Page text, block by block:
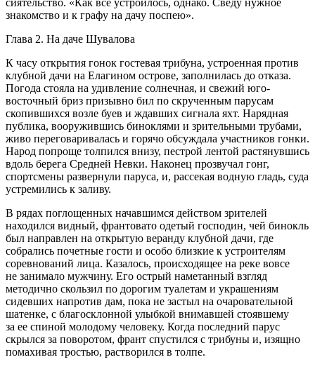
сиятельство. «Как все устроилось, однако. Сведу нужное
знакомство и к графу на дачу поспею».
Глава 2. На даче Шувалова
К часу открытия гонок гостевая трибуна, устроенная против
клубной дачи на Елагином острове, заполнилась до отказа.
Погода стояла на удивление солнечная, и свежий юго-
восточный бриз призывно бил по скрученным парусам
скопившихся возле буев и ждавших сигнала яхт. Нарядная
публика, вооружившись биноклями и зрительными трубами,
живо переговаривалась и горячо обсуждала участников гонки.
Народ попроще толпился внизу, пестрой лентой растянувшись
вдоль берега Средней Невки. Наконец прозвучал гонг,
спортсмены развернули паруса, и, рассекая водную гладь, суда
устремились к заливу.
В рядах поглощенных начавшимся действом зрителей
находился видный, франтовато одетый господин, чей бинокль
был направлен на открытую веранду клубной дачи, где
собрались почетные гости и особо близкие к устроителям
соревнований лица. Казалось, происходящее на реке вовсе
не занимало мужчину. Его острый наметанный взгляд
методично скользил по дорогим туалетам и украшениям
сидевших напротив дам, пока не застыл на очаровательной
шатенке, с благосклонной улыбкой внимавшей стоявшему
за ее спиной молодому человеку. Когда последний парус
скрылся за поворотом, франт спустился с трибуны и, изящно
помахивая тростью, растворился в толпе.